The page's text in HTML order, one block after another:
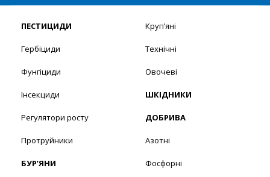
ПЕСТИЦИДИ
Гербіциди
Фунгіциди
Інсекциди
Регулятори росту
Протруйники
БУР’ЯНИ
Круп’яні
Технічні
Овочеві
ШКІДНИКИ
ДОБРИВА
Азотні
Фосфорні